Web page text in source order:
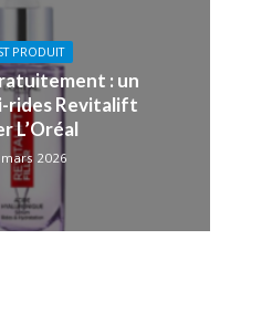
PRODUIT
: un
rides Revitalift
L’Oréal
2026